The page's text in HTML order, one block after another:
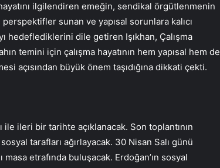
hayatını ilgilendiren emeğin, sendikal örgütlenmenin
perspektifler sunan ve yapısal sorunlara kalıcı
hedeflediklerini dile getiren Işıkhan, Çalışma
temini için çalışma hayatının hem yapısal hem de
açısından büyük önem taşıdığına dikkati çekti.
ile ileri bir tarihte açıklanacak. Son toplantının
tarafları ağırlayacak. 30 Nisan Salı günü
etrafında buluşacak. Erdoğan’ın sosyal